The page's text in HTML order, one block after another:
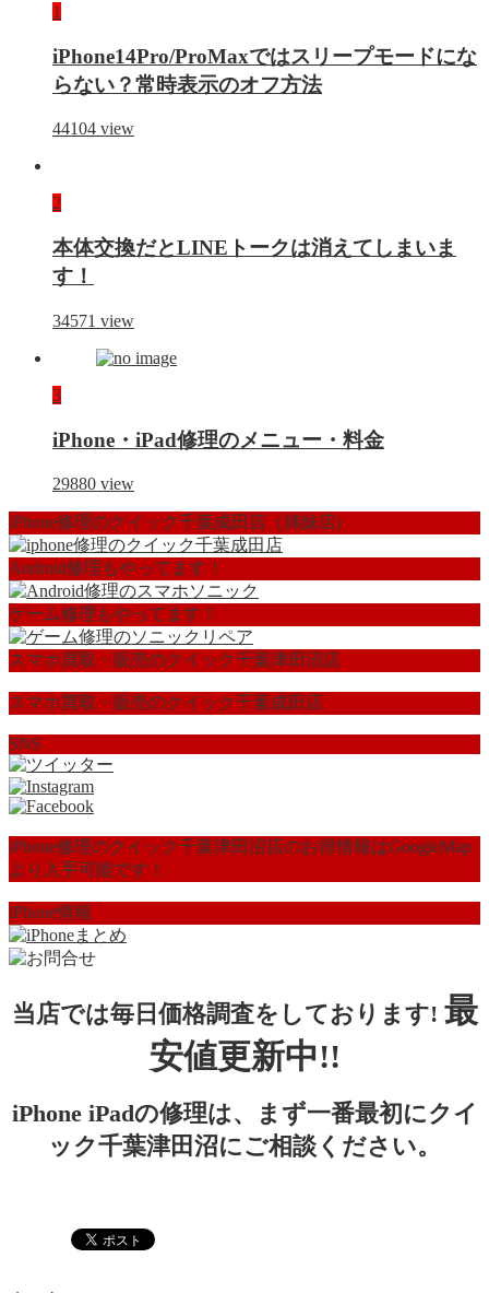
1
iPhone14Pro/ProMaxではスリープモードにな
らない？常時表示のオフ方法
44104 view
2
本体交換だとLINEトークは消えてしまいま
す！
34571 view
3
iPhone・iPad修理のメニュー・料金
29880 view
iPhone修理のクイック千葉成田店（姉妹店)
Android修理もやってます！
ゲーム修理もやってます！
スマホ買取・販売のクイック千葉津田沼店
スマホ買取・販売のクイック千葉成田店
SNS
iPhone修理のクイック千葉津田沼店のお得情報はGoogleMap
より入手可能です！
iPhone情報
当店では毎日価格調査をしております! 最
安値更新中!!
iPhone iPadの修理は、まず一番最初にクイ
ック千葉津田沼にご相談ください。